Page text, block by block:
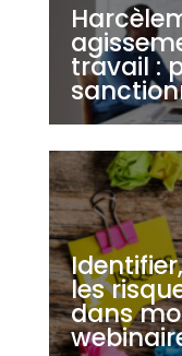
travail :
les
dans